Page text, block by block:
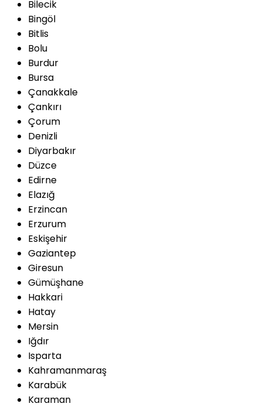
Bilecik
Bingöl
Bitlis
Bolu
Burdur
Bursa
Çanakkale
Çankırı
Çorum
Denizli
Diyarbakır
Düzce
Edirne
Elazığ
Erzincan
Erzurum
Eskişehir
Gaziantep
Giresun
Gümüşhane
Hakkari
Hatay
Mersin
Iğdır
Isparta
Kahramanmaraş
Karabük
Karaman